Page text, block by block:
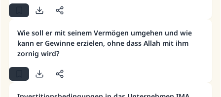
Wie soll er mit seinem Vermögen umgehen und wie
kann er Gewinne erzielen, ohne dass Allah mit ihm
zornig wird?
Die Antwort Nr. 110845 rettete eine
Ehe.
Unterstütze die Arbeit von Islam Q&A
Der Prophet -Allahs Segen und Frieden auf
"Wer zum Guten aufruft, hat den Lohn